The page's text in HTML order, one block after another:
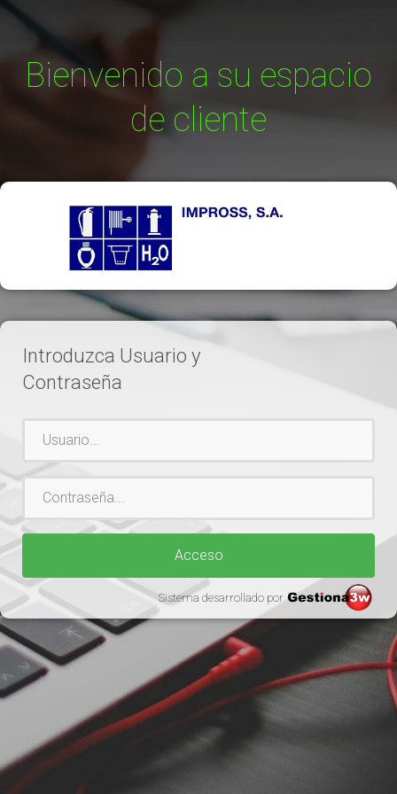
Bienvenido a su espacio
de cliente
Introduzca Usuario y
Contraseña
Usuario
Contraseña
Acceso
Sistema desarrollado por